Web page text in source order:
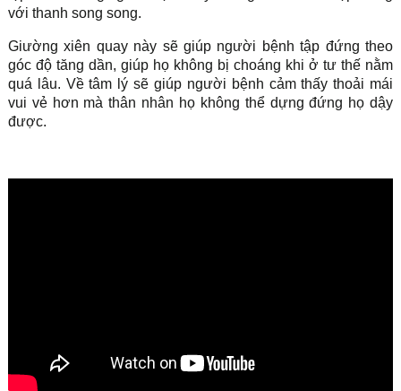
với thanh song song.
Giường xiên quay này sẽ giúp người bệnh tập đứng theo
góc độ tăng dần, giúp họ không bị choáng khi ở tư thế nằm
quá lâu. Về tâm lý sẽ giúp người bệnh cảm thấy thoải mái
vui vẻ hơn mà thân nhân họ không thể dựng đứng họ dậy
được.